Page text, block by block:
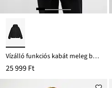
Vízálló funkciós kabát meleg béléssel
25 999 Ft